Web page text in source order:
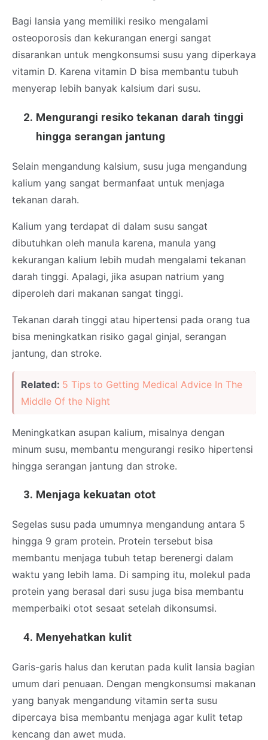
Bagi lansia yang memiliki resiko mengalami
osteoporosis dan kekurangan energi sangat
disarankan untuk mengkonsumsi susu yang diperkaya
vitamin D. Karena vitamin D bisa membantu tubuh
menyerap lebih banyak kalsium dari susu.
Mengurangi resiko tekanan darah tinggi
hingga serangan jantung
Selain mengandung kalsium, susu juga mengandung
kalium yang sangat bermanfaat untuk menjaga
tekanan darah.
Kalium yang terdapat di dalam susu sangat
dibutuhkan oleh manula karena, manula yang
kekurangan kalium lebih mudah mengalami tekanan
darah tinggi. Apalagi, jika asupan natrium yang
diperoleh dari makanan sangat tinggi.
Tekanan darah tinggi atau hipertensi pada orang tua
bisa meningkatkan risiko gagal ginjal, serangan
jantung, dan stroke.
Related: 5 Tips to Getting Medical Advice In The
Middle Of the Night
Meningkatkan asupan kalium, misalnya dengan
minum susu, membantu mengurangi resiko hipertensi
hingga serangan jantung dan stroke.
Menjaga kekuatan otot
Segelas susu pada umumnya mengandung antara 5
hingga 9 gram protein. Protein tersebut bisa
membantu menjaga tubuh tetap berenergi dalam
waktu yang lebih lama. Di samping itu, molekul pada
protein yang berasal dari susu juga bisa membantu
memperbaiki otot sesaat setelah dikonsumsi.
Menyehatkan kulit
Garis-garis halus dan kerutan pada kulit lansia bagian
umum dari penuaan. Dengan mengkonsumsi makanan
yang banyak mengandung vitamin serta susu
dipercaya bisa membantu menjaga agar kulit tetap
kencang dan awet muda.